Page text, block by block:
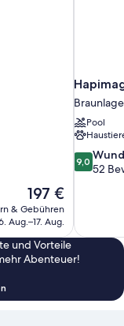
Der
Preis
beträgt
197 €
& Gebühren
Aug.–17. Aug.
Braunlage
Pool
9.0
von
9,0
52
und Vorteile
Abenteuer!